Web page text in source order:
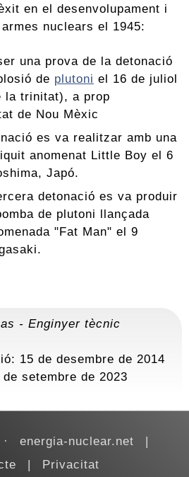
en el desenvolupament i
nuclears el 1945:
una prova de la detonació
de plutoni el 16 de juliol
la trinitat), a prop
de Nou Mèxic
es va realitzar amb una
anomenat Little Boy el 6
Japó.
detonació es va produir
de plutoni llançada
"Fat Man" el 9
- Enginyer tècnic
15 de desembre de 2014
de setembre de 2023
energia-nuclear.net
Privacitat